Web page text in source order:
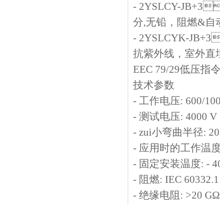
- 2YSLCY-JB+3
分,无铅，阻燃&自
- 2YSLCYK-JB+3
抗紫外线，室外直
EEC 79/29低压指
技术参数
- 工作电压: 600/
- 测试电压: 4000 V
- zui小弯曲半径:
- 应用时的工作温
- 固定安装温度: -
- 阻燃: IEC 60332.1
- 绝缘电阻 : >20